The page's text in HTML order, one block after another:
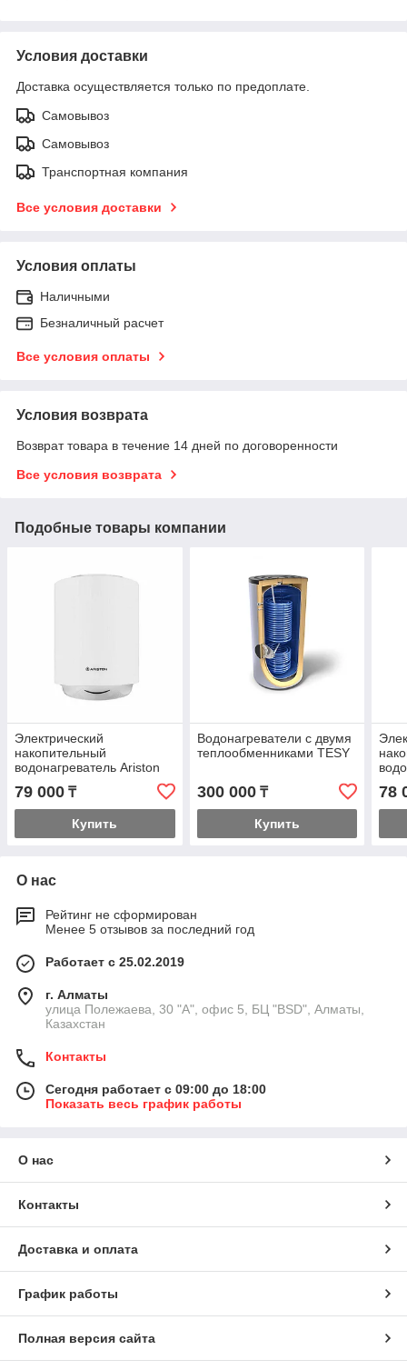
Условия доставки
Доставка осуществляется только по предоплате.
Самовывоз
Самовывоз
Транспортная компания
Все условия доставки
Условия оплаты
Наличными
Безналичный расчет
Все условия оплаты
Условия возврата
Возврат товара в течение 14 дней по договоренности
Все условия возврата
Подобные товары компании
Электрический
накопительный
водонагреватель Ariston
79 000 ₸
Купить
Водонагреватели с двумя
теплообменниками TESY
300 000₸
Купить
78
О нас
Рейтинг не сформирован
Менее 5 отзывов за последний год
Работает с 25.02.2019
г. Алматы
улица Полежаева, 30 "А", офис 5, БЦ "BSD", Алматы,
Казахстан
Контакты
Сегодня работает с 09:00 до 18:00
Показать весь график работы
О нас
Контакты
Доставка и оплата
График работы
Полная версия сайта